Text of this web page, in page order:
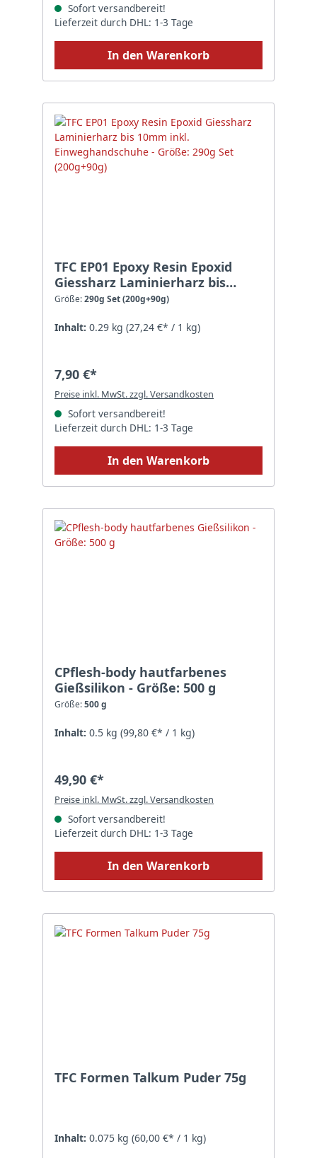
Sofort versandbereit!
Lieferzeit durch DHL: 1-3 Tage
In den Warenkorb
TFC EP01 Epoxy Resin Epoxid
Giessharz Laminierharz bis
10mm inkl. Einweghandschuhe -
Größe:290g Set (200g+90g)
Inhalt: 0.29 kg (27,24 €* / 1 kg)
7,90 €*
Preise inkl. MwSt. zzgl. Versandkosten
Sofort versandbereit!
Lieferzeit durch DHL: 1-3 Tage
In den Warenkorb
CPflesh-body hautfarbenes
Gießsilikon - Größe: 500 g
Größe:500 g
Inhalt: 0.5 kg (99,80 €* / 1 kg)
49,90 €*
Preise inkl. MwSt. zzgl. Versandkosten
Sofort versandbereit!
Lieferzeit durch DHL: 1-3 Tage
In den Warenkorb
TFC Formen Talkum Puder 75g
Inhalt: 0.075 kg (60,00 €* / 1 kg)